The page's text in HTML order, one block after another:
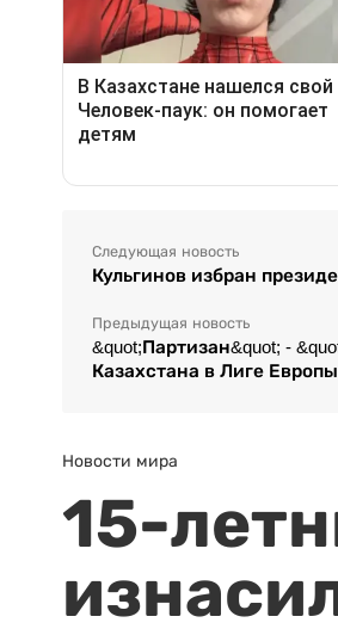
Следующая новость
Кульгинов избран
Предыдущая новость
&quot;Партизан&quot; -
Казахстана в Лиге Европы
Новости мира
15-